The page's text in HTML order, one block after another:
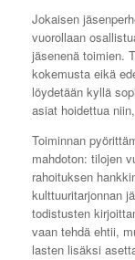
Jokaisen
vuorollaan
jäsenenä toimien.
kokemusta eikä
löydetään kyllä
asiat hoidettua
Toiminnan
mahdoton: tilojen
rahoituksen
kulttuuritarjonnan
todistusten
vaan tehdä ehtii,
lasten lisäksi